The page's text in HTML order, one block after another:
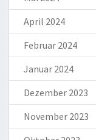
April 2024
Februar 2024
Januar 2024
Dezember 2023
November 2023